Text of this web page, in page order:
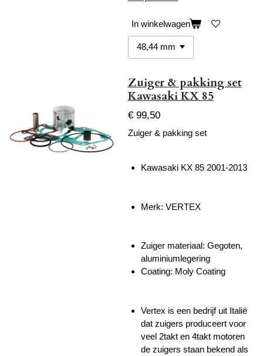
In winkelwagen
Zuiger & pakking set
Kawasaki KX 85
€ 99,50
Zuiger & pakking set
Kawasaki KX 85 2001-2013
Merk: VERTEX
Zuiger materiaal: Gegoten,
aluminiumlegering
Coating: Moly Coating
Vertex is een bedrijf uit Italië
dat zuigers produceert voor
veel 2takt en 4takt motoren
de zuigers staan bekend als